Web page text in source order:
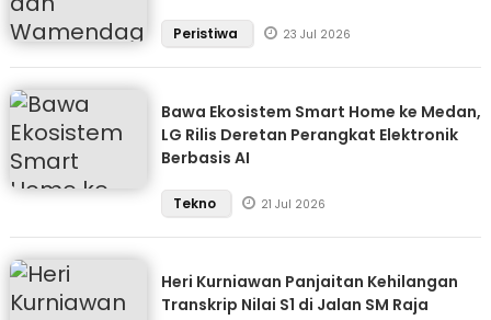
Peristiwa 23 Jul 2026
Bawa Ekosistem Smart Home ke Medan,
LG Rilis Deretan Perangkat Elektronik
Berbasis AI
Tekno 21 Jul 2026
Heri Kurniawan Panjaitan Kehilangan
Transkrip Nilai S1 di Jalan SM Raja